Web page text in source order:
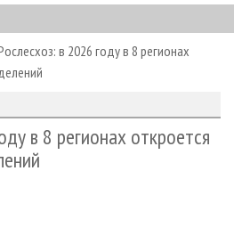
в 2026 году в 8 регионах
в 8 регионах откроется